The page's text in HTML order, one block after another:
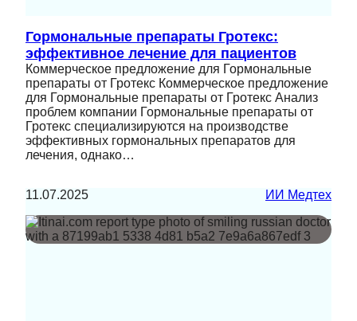
Гормональные препараты Гротекс:
эффективное лечение для пациентов
Коммерческое предложение для Гормональные
препараты от Гротекс Коммерческое предложение
для Гормональные препараты от Гротекс Анализ
проблем компании Гормональные препараты от
Гротекс специализируются на производстве
эффективных гормональных препаратов для
лечения, однако…
11.07.2025 ИИ Медтех